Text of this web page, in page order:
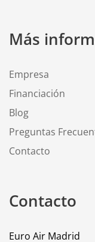
Más
Empresa
Financiación
Blog
Preguntas
Contacto
Contacto
Euro Air Madrid